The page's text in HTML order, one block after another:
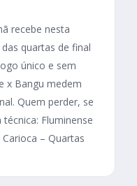
recebe nesta
quartas de final
único e sem
x Bangu medem
Quem perder, se
Fluminense
– Quartas